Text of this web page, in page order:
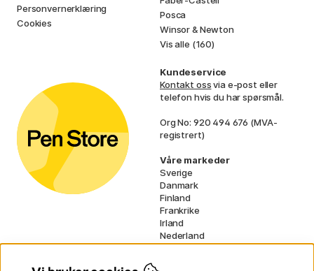
Personvernerklæring
Cookies
Posca
Winsor & Newton
Vis alle (160)
Kundeservice
Kontakt ossvia e-post eller
telefon hvis du har spørsmål.
Org No: 920 494 676 (MVA-
registrert)
Våre markeder
Sverige
Danmark
Finland
Frankrike
Irland
Nederland
Tyskland